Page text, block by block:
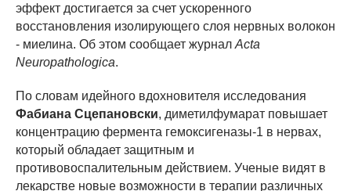
эффект достигается за счет ускоренного
восстановления изолирующего слоя нервных волокон
- миелина. Об этом сообщает журнал Acta
Neuropathologica.
По словам идейного вдохновителя исследования
Фабиана Сцепановски, диметилфумарат повышает
концентрацию фермента гемоксигеназы-1 в нервах,
который обладает защитным и
противовоспалительным действием. Ученые видят в
лекарстве новые возможности в терапии различных